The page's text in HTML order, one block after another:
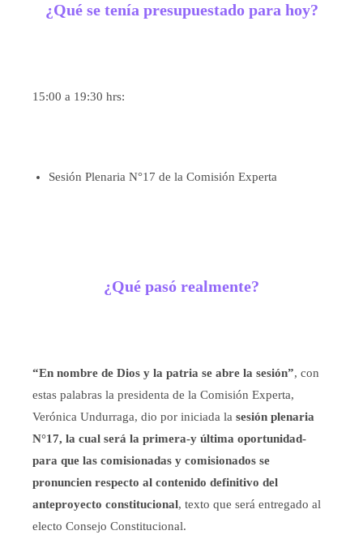
¿Qué se tenía presupuestado para hoy?
15:00 a 19:30 hrs:
Sesión Plenaria N°17 de la Comisión Experta
¿Qué pasó realmente?
“En nombre de Dios y la patria se abre la sesión”, con
estas palabras la presidenta de la Comisión Experta,
Verónica Undurraga, dio por iniciada la sesión plenaria
N°17, la cual será la primera-y última oportunidad-
para que las comisionadas y comisionados se
pronuncien respecto al contenido definitivo del
anteproyecto constitucional, texto que será entregado al
electo Consejo Constitucional.